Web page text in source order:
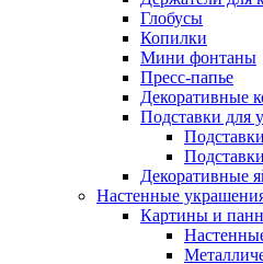
Глобусы
Копилки
Мини фонтаны
Пресс-папье
Декоративные
Подставки для
Декоративные
Настенные
Картины и